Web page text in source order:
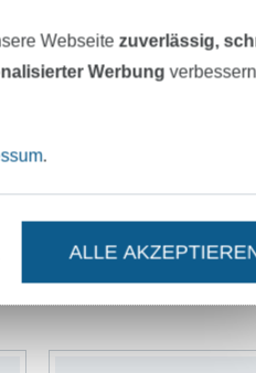
Webseitezuverlässig,
Werbung verbessern
.
ALLE